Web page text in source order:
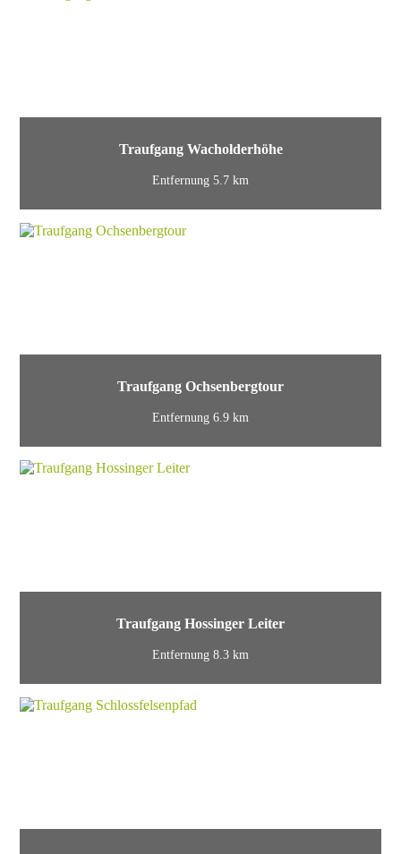
Traufgang Wacholderhöhe
Entfernung 5.7 km
Traufgang Ochsenbergtour
Entfernung 6.9 km
Traufgang Hossinger Leiter
Entfernung 8.3 km